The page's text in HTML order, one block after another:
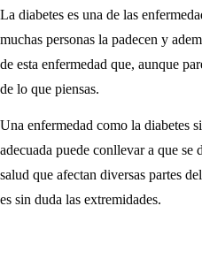
La diabetes es una de las
muchas personas la padecen y
de esta enfermedad que, aunque
de lo que piensas.
Una enfermedad como la diabetes
adecuada puede conllevar a que se
salud que afectan diversas partes
es sin duda las extremidades.